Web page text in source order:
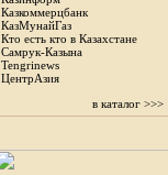
Казкоммерцбанк
КазМунайГаз
Кто есть кто в Казахстане
Самрук-Казына
Tengrinews
ЦентрАзия
в каталог >>>